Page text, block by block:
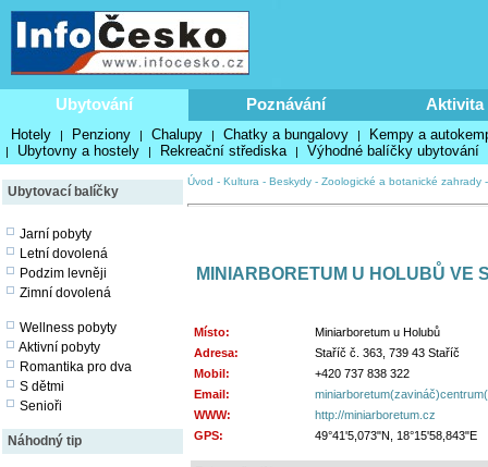
Ubytování Poznávání Aktivita
Hotely | Penziony | Chalupy | Chatky a bungalovy | Kempy a
| Ubytovny a hostely | Rekreační střediska | Výhodné balíčky ubytování
Ubytovací balíčky
Jarní pobyty
Letní dovolená
Podzim levněji
Zimní dovolená
Wellness pobyty
Aktivní pobyty
Romantika pro dva
S dětmi
Senioři
Náhodný tip
Úvod - Kultura - Beskydy - Zoologické a botanické zahrady
MINIARBORETUM U HOLUBŮ VE
Místo:
Miniarboretum u Holubů
Adresa:
Staříč č. 363, 739 43 Staříč
Mobil:
+420 737 838 322
Email:
WWW:
http://miniarboretum.cz
GPS:
49°41'5,073"N, 18°15'58,843"E